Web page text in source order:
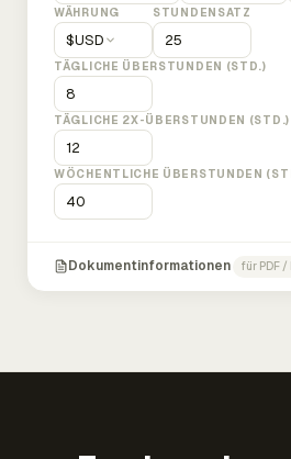
WÄHRUNG
$USD
STUNDENSATZ
TÄGLICHE ÜBERSTUNDEN (STD.)
TÄGLICHE 2X-ÜBERSTUNDEN (STD.)
WÖCHENTLICHE ÜBERSTUNDEN
Dokumentinformationen für PDF /